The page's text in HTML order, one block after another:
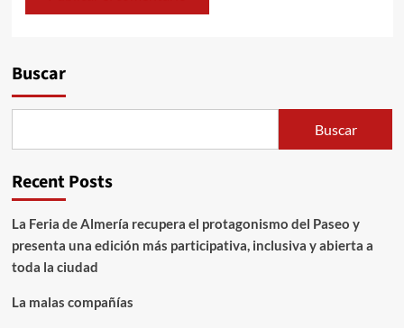
Buscar
Buscar
Recent Posts
La Feria de Almería recupera el protagonismo del Paseo y
presenta una edición más participativa, inclusiva y abierta a
toda la ciudad
La malas compañías